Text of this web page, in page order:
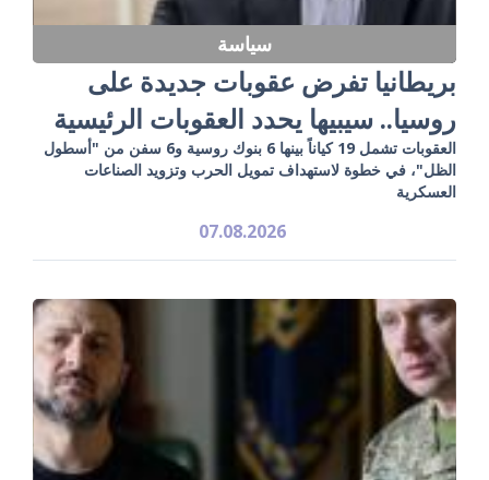
سياسة
بريطانيا تفرض عقوبات جديدة على
روسيا.. سيبيها يحدد العقوبات الرئيسية
العقوبات تشمل 19 كياناً بينها 6 بنوك روسية و6 سفن من "أسطول
الظل"، في خطوة لاستهداف تمويل الحرب وتزويد الصناعات
العسكرية
07.08.2026